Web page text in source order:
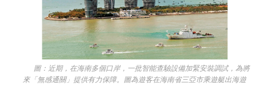
圖：近期，在海南多個口岸，一批智能查驗設備加緊安裝調試，為將
來「無感通關」提供有力保障。圖為遊客在海南省三亞市乘遊艇出海遊